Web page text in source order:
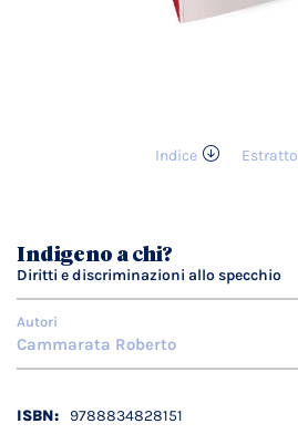
Indice
Estratto
galleria
di
immagini
Indigeno a chi?
Diritti e discriminazioni allo specchio
Autori
Cammarata Roberto
Dettagli 9788834828151